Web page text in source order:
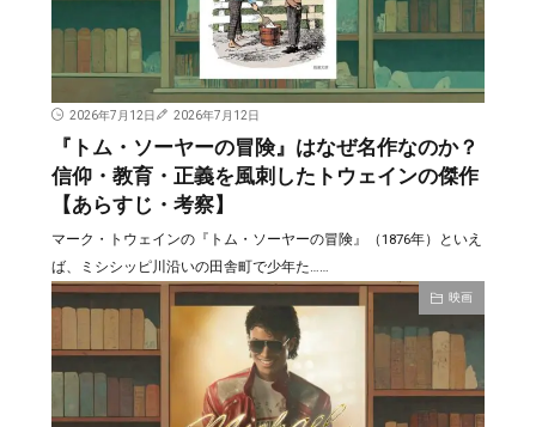
2026年7月12日 2026年7月12日
『トム・ソーヤーの冒険』はなぜ名作なのか？
信仰・教育・正義を風刺したトウェインの傑作
【あらすじ・考察】
マーク・トウェインの『トム・ソーヤーの冒険』（1876年）といえ
ば、ミシシッピ川沿いの田舎町で少年た……
映画